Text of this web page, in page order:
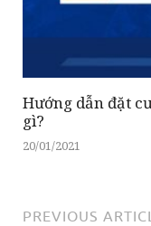
Hướng dẫn đặt
gì?
20/01/2021
PREVIOUS